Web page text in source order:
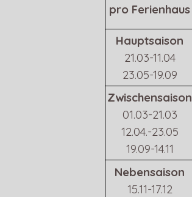
pro Ferienhaus
Hauptsaison
21.03-11.04
23.05-19.09
Zwischensaison
01.03-21.03
12.04.-23.05
19.09-14.11
Nebensaison
15.11-17.12